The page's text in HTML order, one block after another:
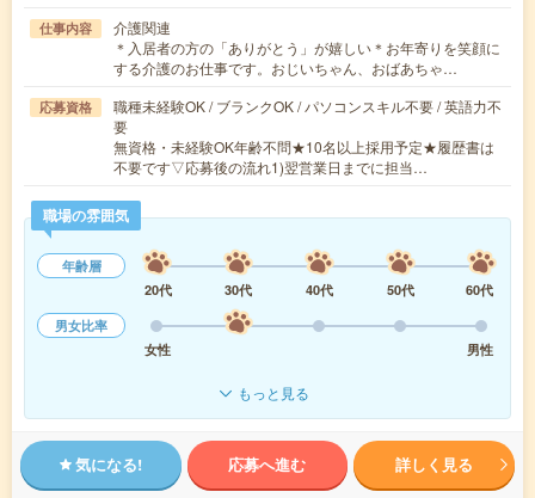
仕事内容
介護関連
＊入居者の方の「ありがとう」が嬉しい＊お年寄りを笑顔に
する介護のお仕事です。おじいちゃん、おばあちゃ…
応募資格
職種未経験OK / ブランクOK / パソコンスキル不要 / 英語力不
要
無資格・未経験OK年齢不問★10名以上採用予定★履歴書は
不要です▽応募後の流れ1)翌営業日までに担当…
職場の雰囲気
年齢層
20代
30代 40代 50代
60代
男女比率
女性
男性
もっと見る
気になる! 応募へ進む 詳しく見る